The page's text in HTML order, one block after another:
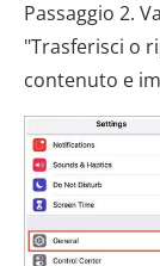
Passaggio 2.
"Trasferisci o
contenuto e